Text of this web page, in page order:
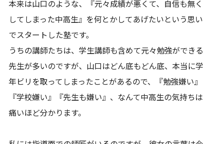
本来は山口のような、『元々成績が悪くて、自信も無く
してしまった中高生』を何とかしてあげたいという思い
でスタートした塾です。
うちの講師たちは、学生講師も含めて元々勉強ができる
先生が多いのですが、山口はどん底もどん底、本当に学
年ビリを取ってしまったことがあるので、『勉強嫌い』
『学校嫌い』『先生も嫌い』、なんて中高生の気持ちは
痛いほど分かります。